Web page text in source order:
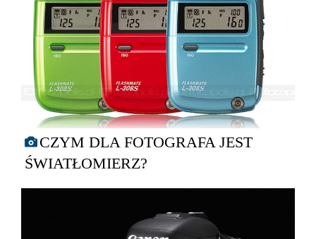
CZYM DLA FOTOGRAFA JEST
ŚWIATŁOMIERZ?